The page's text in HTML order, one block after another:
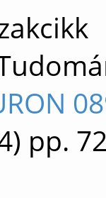
pp.